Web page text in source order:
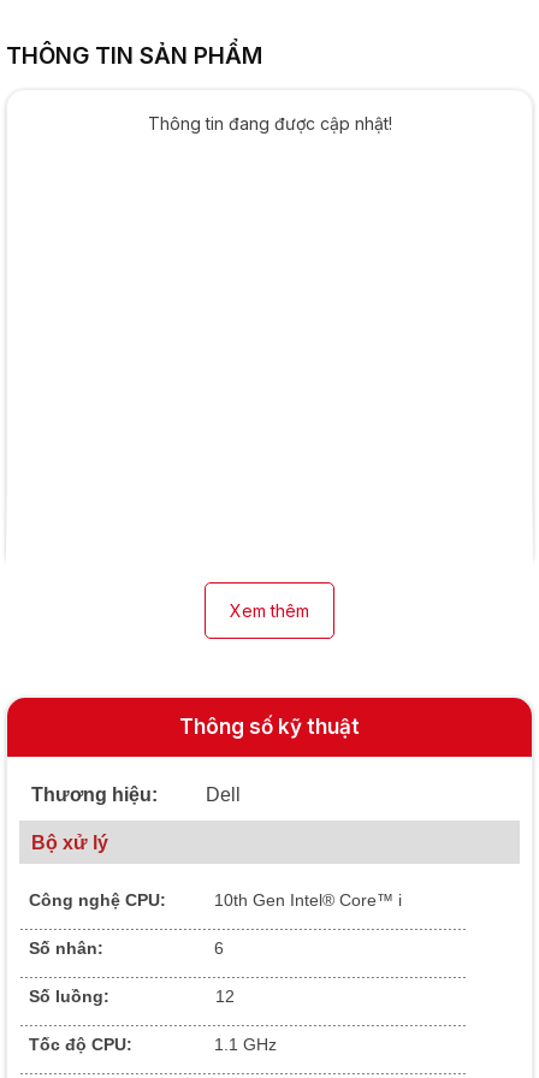
THÔNG TIN SẢN PHẨM
Thông tin đang được cập nhật!
Xem thêm
Thông số kỹ thuật
Thương hiệu: Dell
Bộ xử lý
Công nghệ CPU:
10th Gen Intel® Core™ i
Số nhân:
6
Số luồng: 12
Tốc độ CPU: 1.1 GHz